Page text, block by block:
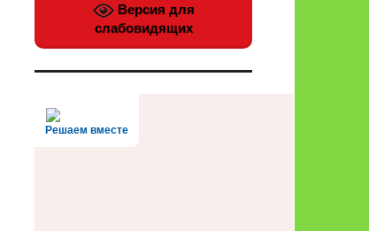
Версия для
слабовидящих
Решаем вместе